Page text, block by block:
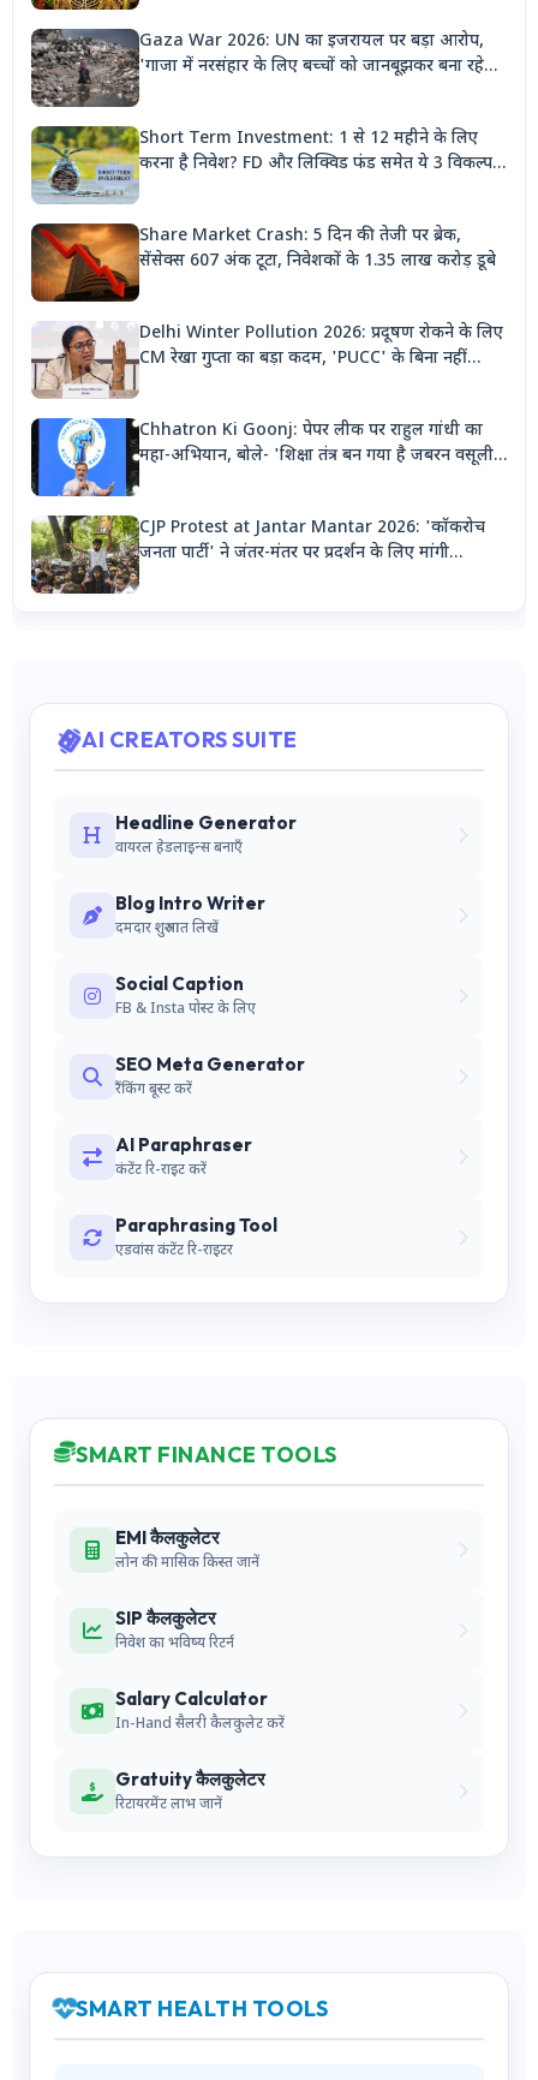
Gaza War 2026: UN का इजरायल पर बड़ा आरोप,
'गाजा में नरसंहार के लिए बच्चों को जानबूझकर बना रहे
Short Term Investment: 1 से 12 महीने के लिए
करना है निवेश? FD और लिक्विड फंड समेत ये 3 विकल्प
Share Market Crash: 5 दिन की तेजी पर ब्रेक,
सेंसेक्स 607 अंक टूटा, निवेशकों के 1.35 लाख करोड़ डूबे
Delhi Winter Pollution 2026: प्रदूषण रोकने के लिए
CM रेखा गुप्ता का बड़ा कदम, 'PUCC' के बिना नहीं
Chhatron Ki Goonj: पेपर लीक पर राहुल गांधी का
महा-अभियान, बोले- 'शिक्षा तंत्र बन गया है जबरन वसूली
CJP Protest at Jantar Mantar 2026: 'कॉकरोच
जनता पार्टी' ने जंतर-मंतर पर प्रदर्शन के लिए मांगी
AI CREATORS SUITE
Headline Generator
वायरल हेडलाइन्स बनाएँ
Blog Intro Writer
दमदार शुरुआत लिखें
Social Caption
FB & Insta पोस्ट के लिए
SEO Meta Generator
रैंकिंग बूस्ट करें
AI Paraphraser
कंटेंट रि-राइट करें
Paraphrasing Tool
एडवांस कंटेंट रि-राइटर
SMART FINANCE TOOLS
EMI कैलकुलेटर
लोन की मासिक किस्त जानें
SIP कैलकुलेटर
निवेश का भविष्य रिटर्न
Salary Calculator
In-Hand सैलरी कैलकुलेट करें
Gratuity कैलकुलेटर
रिटायरमेंट लाभ जानें
SMART HEALTH TOOLS